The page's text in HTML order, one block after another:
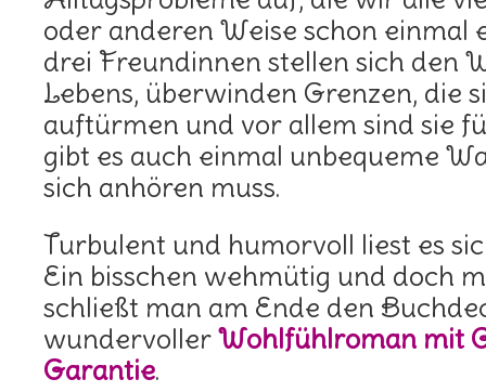
oder anderen Weise schon einmal
drei Freundinnen stellen sich den
Lebens, überwinden Grenzen, die
auftürmen und vor allem sind sie
gibt es auch einmal unbequeme
sich anhören muss.
Turbulent und humorvoll liest es
Ein bisschen wehmütig und doch
schließt man am Ende den
wundervollerWohlfühlroman mit
Garantie.